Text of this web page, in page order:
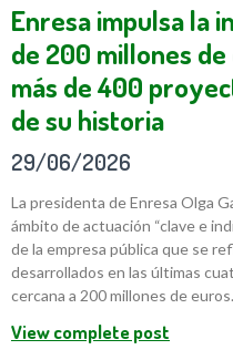
Enresa impulsa la
de 200 millones
más de 400
de su historia
29/06/2026
La presidenta de Enresa Olga
ámbito de actuación “clave e
de la empresa pública que se
desarrollados en las últimas
cercana a 200 millones de euros.
View complete post